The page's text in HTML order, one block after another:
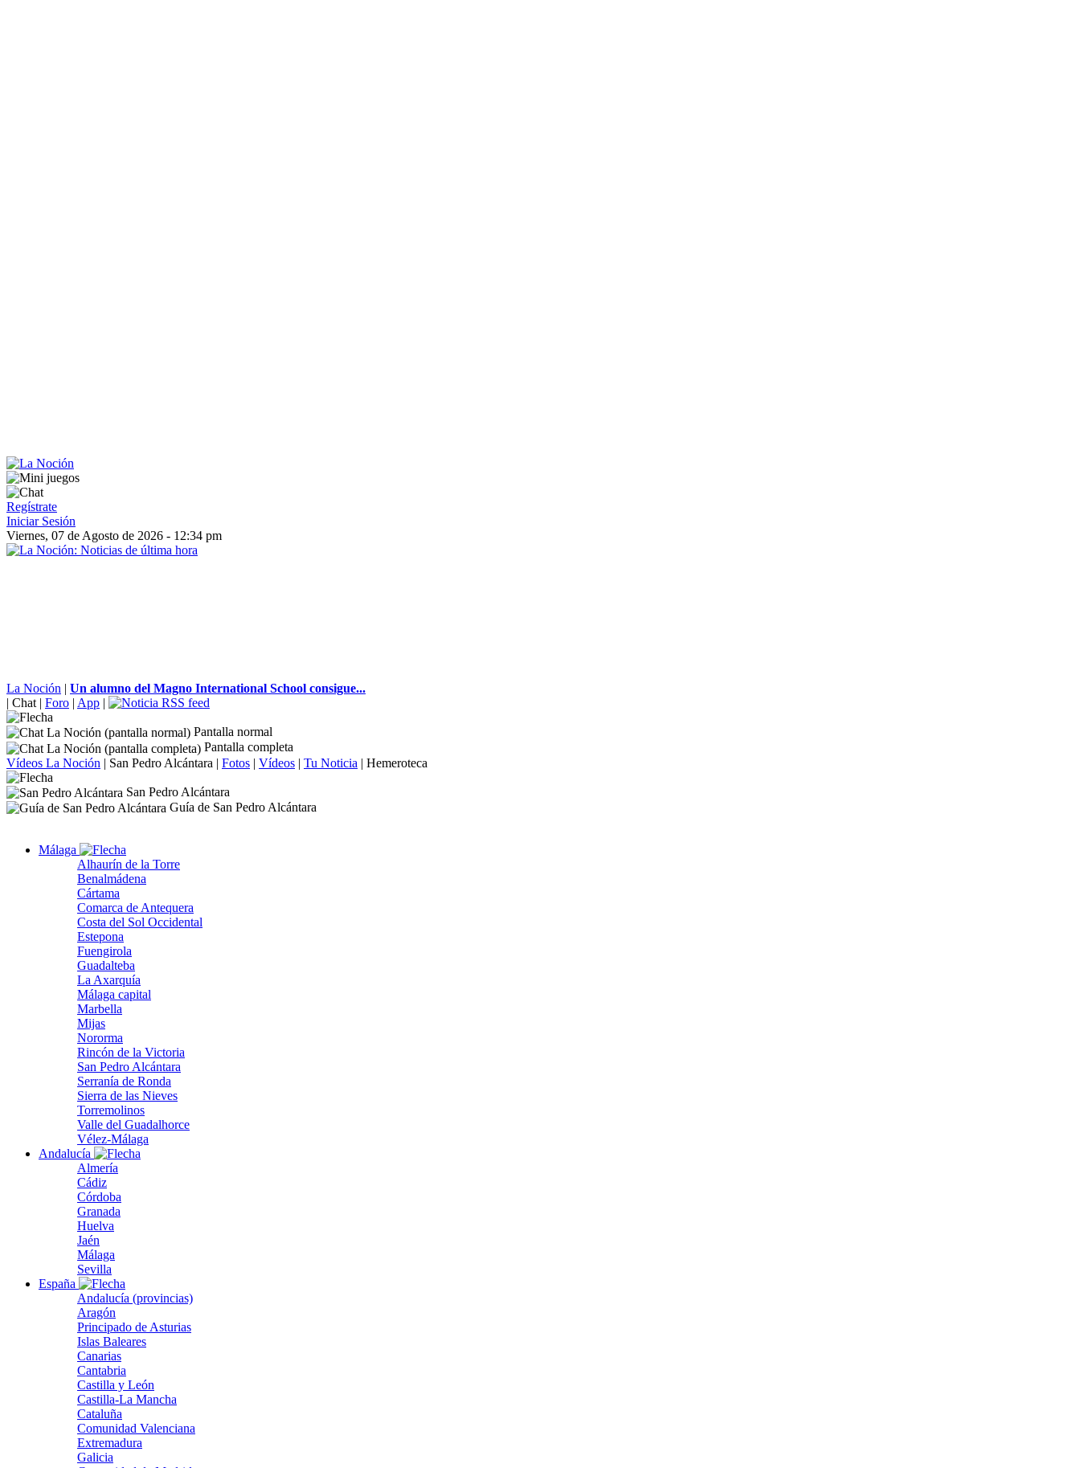
Regístrate
Iniciar Sesión
Viernes, 07 de Agosto de 2026 - 12:34 pm
La Noción | Un alumno del Magno International School consigue...
| Chat | Foro | App |
Pantalla normal
Pantalla completa
Vídeos La Noción | San Pedro Alcántara | Fotos | Vídeos | Tu Noticia | Hemeroteca
San Pedro Alcántara
Guía de San Pedro Alcántara
Málaga
Alhaurín de la Torre
Benalmádena
Cártama
Comarca de Antequera
Costa del Sol Occidental
Estepona
Fuengirola
Guadalteba
La Axarquía
Málaga capital
Marbella
Mijas
Nororma
Rincón de la Victoria
San Pedro Alcántara
Serranía de Ronda
Sierra de las Nieves
Torremolinos
Valle del Guadalhorce
Vélez-Málaga
Andalucía
Almería
Cádiz
Córdoba
Granada
Huelva
Jaén
Málaga
Sevilla
España
Andalucía (provincias)
Aragón
Principado de Asturias
Islas Baleares
Canarias
Cantabria
Castilla y León
Castilla-La Mancha
Cataluña
Comunidad Valenciana
Extremadura
Galicia